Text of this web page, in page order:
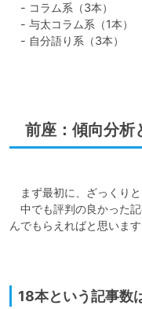
- コラム系（3本）
- 与太コラム系（1本）
- 自分語り系（3本）
前座：傾向分析
まず最初に、ざっくりと
中でも評判の良かった
んでもらえればと思います
18本という記事